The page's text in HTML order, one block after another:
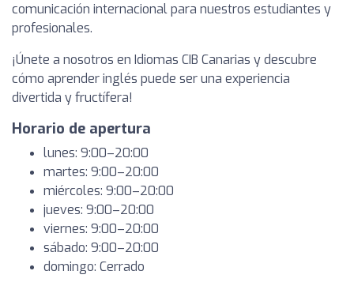
comunicación internacional para nuestros estudiantes y
profesionales.
¡Únete a nosotros en Idiomas CIB Canarias y descubre
cómo aprender inglés puede ser una experiencia
divertida y fructífera!
Horario de apertura
lunes: 9:00–20:00
martes: 9:00–20:00
miércoles: 9:00–20:00
jueves: 9:00–20:00
viernes: 9:00–20:00
sábado: 9:00–20:00
domingo: Cerrado